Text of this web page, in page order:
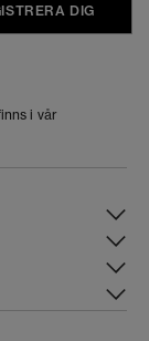
DIG
i vår